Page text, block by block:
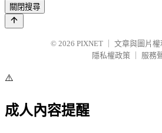
關閉搜尋
© 2026 PIXNET
文章與圖片
隱私權政策
服務
⚠️
成人內容提醒